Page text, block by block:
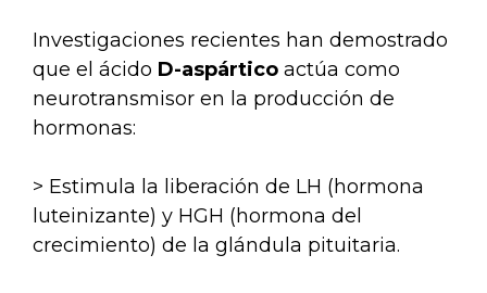
Investigaciones recientes han demostrado
que el ácido D-aspártico actúa como
neurotransmisor en la producción de
hormonas:
> Estimula la liberación de LH (hormona
luteinizante) y HGH (hormona del
crecimiento) de la glándula pituitaria.